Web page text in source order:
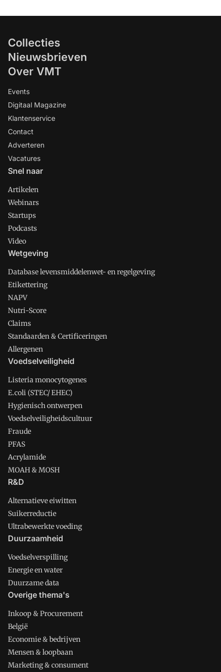
Collecties
Nieuwsbrieven
Over VMT
Events
Digitaal Magazine
Klantenservice
Contact
Adverteren
Vacatures
Snel naar
Artikelen
Webinars
Startups
Podcasts
Video
Wetgeving
Database levensmiddelenwet- en regelgeving
Etikettering
NAPV
Nutri-Score
Claims
Standaarden & Certificeringen
Allergenen
Voedselveiligheid
Listeria monocytogenes
E.coli (STEC/ EHEC)
Hygienisch ontwerpen
Voedselveiligheidscultuur
Fraude
PFAS
Acrylamide
MOAH & MOSH
R&D
Alternatieve eiwitten
Suikerreductie
Ultrabewerkte voeding
Duurzaamheid
Voedselverspilling
Energie en water
Duurzame data
Overige thema's
Inkoop & Procurement
België
Economie & bedrijven
Mensen & loopbaan
Marketing & consument